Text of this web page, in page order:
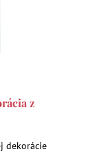
z
dekorácie